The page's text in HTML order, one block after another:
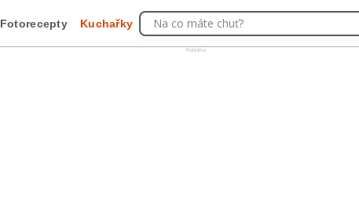
Reklama
Fotorecepty Kuchařky Na co máte chuť?